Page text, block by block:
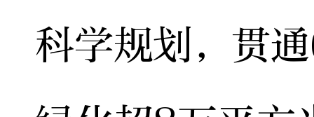
科学规划，贯